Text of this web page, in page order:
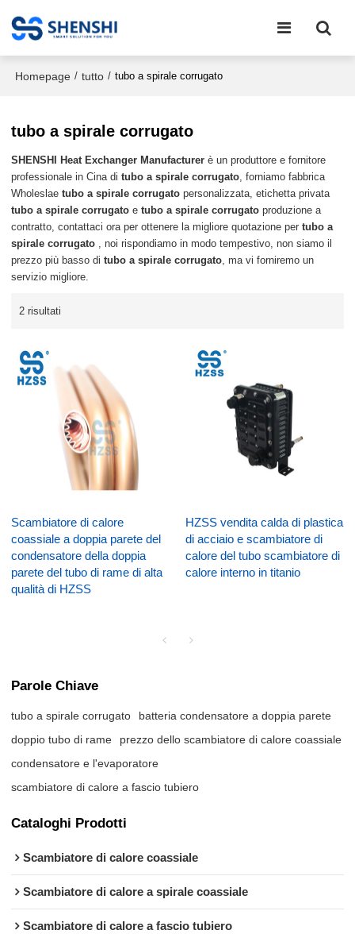
Homepage / tutto / tubo a spirale corrugato
tubo a spirale corrugato
SHENSHI Heat Exchanger Manufacturer​ è un produttore e fornitore
professionale in Cina ditubo a spirale corrugato, forniamo fabbrica
Wholeslaetubo a spirale corrugato personalizzata, etichetta privata
tubo a spirale corrugato etubo a spirale corrugato produzione a
contratto, contattaci ora per ottenere la migliore quotazione pertubo a
spirale corrugato , noi rispondiamo in modo tempestivo, non siamo il
prezzo più basso ditubo a spirale corrugato, ma vi forniremo un
servizio migliore.
2 risultati
Scambiatore di calore
coassiale a doppia parete del
condensatore della doppia
parete del tubo di rame di alta
qualità di HZSS
HZSS vendita calda di plastica
di acciaio e scambiatore di
calore del tubo scambiatore di
calore interno in titanio
Parole Chiave
tubo a spirale corrugato
batteria condensatore a doppia parete
doppio tubo di rame
prezzo dello scambiatore di calore coassiale
condensatore e l'evaporatore
scambiatore di calore a fascio tubiero
Cataloghi Prodotti
Scambiatore di calore coassiale
Scambiatore di calore a spirale coassiale
Scambiatore di calore a fascio tubiero